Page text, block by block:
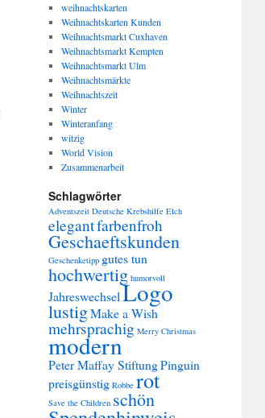
weihnachtskarten
Weihnachtskarten Kunden
Weihnachtsmarkt Cuxhaven
Weihnachtsmarkt Kempten
Weihnachtsmarkt Ulm
Weihnachtsmärkte
Weihnachtszeit
Winter
Winteranfang
witzig
World Vision
Zusammenarbeit
Schlagwörter
Adventszeit Deutsche Krebshilfe Elch
elegantfarbenfroh
Geschaeftskunden
Geschenketipp gutes tun
hochwertig humorvoll
JahreswechselLogo
lustigMake a Wish
mehrsprachig Merry Christmas
modern
Peter Maffay StiftungPinguin
preisgünstig Robbe rot
Save the Children schön